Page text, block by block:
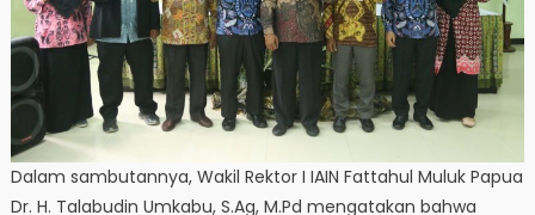
Dalam sambutannya, Wakil Rektor I IAIN Fattahul Muluk Papua
Dr. H. Talabudin Umkabu, S.Ag, M.Pd mengatakan bahwa